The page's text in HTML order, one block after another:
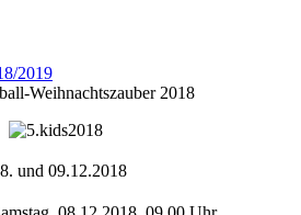
2019
Weihnachtszauber 2018
und 09.12.2018